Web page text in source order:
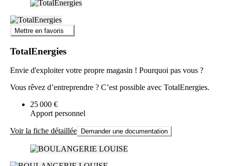
Mettre en favoris
TotalEnergies
Envie d'exploiter votre propre magasin ! Pourquoi pas vous ?
Vous rêvez d’entreprendre ? C’est possible avec TotalEnergies.
25 000 €
Apport personnel
Voir la fiche détaillée Demander une documentation